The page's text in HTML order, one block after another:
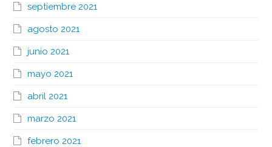
septiembre 2021
agosto 2021
junio 2021
mayo 2021
abril 2021
marzo 2021
febrero 2021